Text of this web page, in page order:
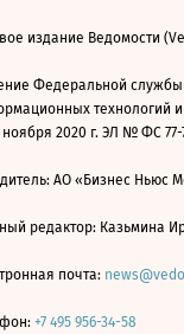
издание Ведомости
Федеральной
технологий
ноября 2020 г. ЭЛ № ФС 77-
АО «Бизнес Ньюс
редактор: Казьмина
почта:
+7 495 956-34-58